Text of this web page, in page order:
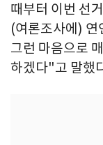
때부터 이번 선
(여론조사에) 연
그런 마음으로
하겠다"고 말했